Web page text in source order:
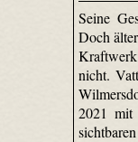
Seine
Doch
nicht.
2021 mit